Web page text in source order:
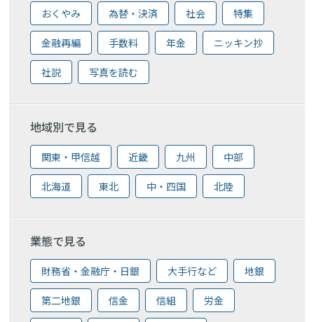
おくやみ 為替・決済 社会 特集
金融再編 手数料 年金 ニッキン抄
社説 写真を読む
地域別で見る
関東・甲信越 近畿 九州 中部
北海道 東北 中・四国 北陸
業態で見る
財務省・金融庁・日銀 大手行など 地銀
第二地銀 信金 信組 労金